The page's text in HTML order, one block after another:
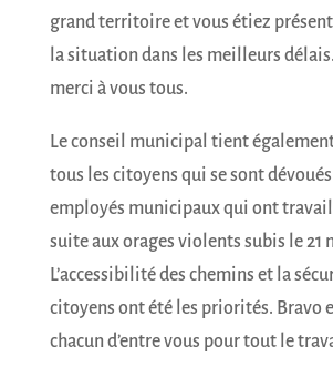
grand territoire et vous étiez
la situation dans les meilleurs
merci à vous tous.
Le conseil municipal tient
tous les citoyens qui se sont
employés municipaux qui ont
suite aux orages violents subis le 21
L’accessibilité des chemins et la
citoyens ont été les priorités. Bravo
chacun d’entre vous pour tout le